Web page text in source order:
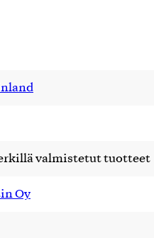
valmistetut tuotteet
Oy